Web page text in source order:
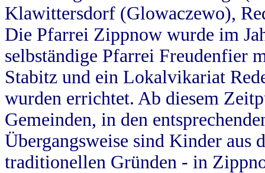
Klawittersdorf (Glowaczewo),
Die Pfarrei Zippnow wurde im
selbständige Pfarrei Freudenfier
Stabitz und ein Lokalvikariat
wurden errichtet. Ab diesem
Gemeinden, in den
Übergangsweise sind Kinder aus
traditionellen Gründen - in